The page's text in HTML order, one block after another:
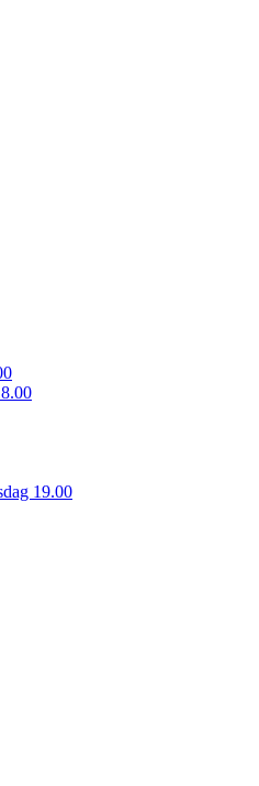
19.00